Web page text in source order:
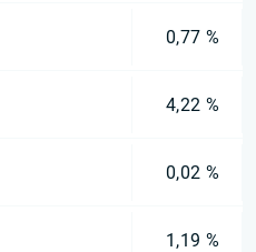
0,77 %
4,22 %
0,02 %
1,19 %